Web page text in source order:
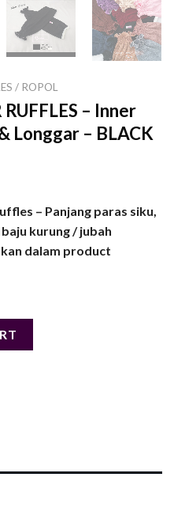
/ ROPOL
– Inner
Longgar – BLACK
– Panjang paras siku,
kurung / jubah
dalam product
Inner Lengan Separas Siku &